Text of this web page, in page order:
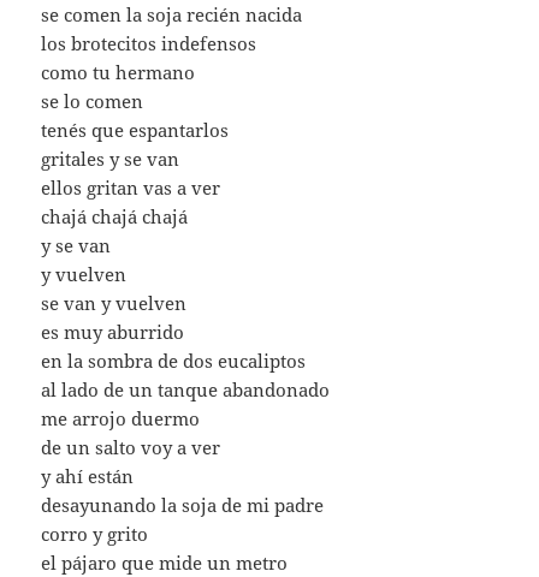
se comen la soja recién nacida
los brotecitos indefensos
como tu hermano
se lo comen
tenés que espantarlos
gritales y se van
ellos gritan vas a ver
chajá chajá chajá
y se van
y vuelven
se van y vuelven
es muy aburrido
en la sombra de dos eucaliptos
al lado de un tanque abandonado
me arrojo duermo
de un salto voy a ver
y ahí están
desayunando la soja de mi padre
corro y grito
el pájaro que mide un metro